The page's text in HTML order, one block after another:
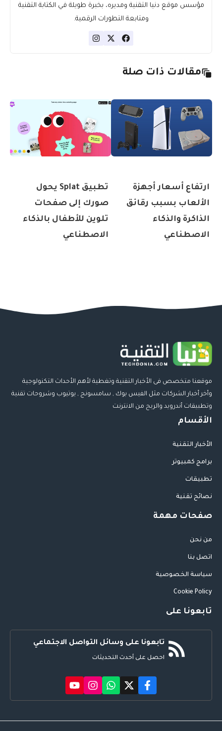
مؤسس موقع دنيا التقنية ومديره، بخبرة طويلة في الكتابة التقنية
ومتابعة التطورات الرقمية.
مقالات ذات صلة
ارتفاع أسعار أجهزة
الألعاب بسبب رقائق
الذاكرة والذكاء
الاصطناعي
تطبيق Splat يحول
صورك إلى صفحات
تلوين للأطفال بالذكاء
الاصطناعي
موقعنا متخصص فى الأخبار التقنية وتغطية لأهم الأحداث التكنولوجية
وأخر أخبار الشركات مثل الفيس بوك , سامسونج , يوتيوب وشروحات تقنية
وتطبيقات أندرويد والربح من الانترنت
الأقسام
الأخبار التقنية
برامج كمبيوتر
تطبيقات
نصائح تقنية
صفحات مهمة
من نحن
اتصل بنا
سياسة الخصوصية
Cookie Policy
تابعونا على
تابعونا على وسائل التواصل الاجتماعي
احصل على أحدث التحديثات